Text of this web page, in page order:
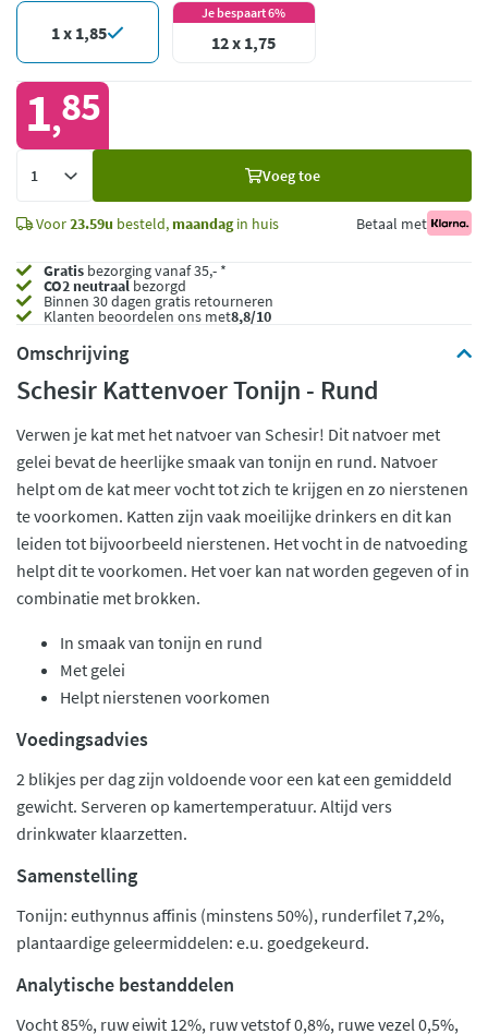
1 x 1,85
Je bespaart 6%
12 x 1,75
1,85
Voeg toe
Voor23.59u besteld, maandagin huis Betaal met
Gratis bezorging vanaf 35,- *
CO2 neutraalbezorgd
Binnen 30 dagen gratis retourneren
Klanten beoordelen ons met8,8/10
Omschrijving
Schesir Kattenvoer Tonijn - Rund
Verwen je kat met het natvoer van Schesir! Dit natvoer met
gelei bevat de heerlijke smaak van tonijn en rund. Natvoer
helpt om de kat meer vocht tot zich te krijgen en zo nierstenen
te voorkomen. Katten zijn vaak moeilijke drinkers en dit kan
leiden tot bijvoorbeeld nierstenen. Het vocht in de natvoeding
helpt dit te voorkomen. Het voer kan nat worden gegeven of in
combinatie met brokken.
In smaak van tonijn en rund
Met gelei
Helpt nierstenen voorkomen
Voedingsadvies
2 blikjes per dag zijn voldoende voor een kat een gemiddeld
gewicht. Serveren op kamertemperatuur. Altijd vers
drinkwater klaarzetten.
Samenstelling
Tonijn: euthynnus affinis (minstens 50%), runderfilet 7,2%,
plantaardige geleermiddelen: e.u. goedgekeurd.
Analytische bestanddelen
Vocht 85%, ruw eiwit 12%, ruw vetstof 0,8%, ruwe vezel 0,5%,